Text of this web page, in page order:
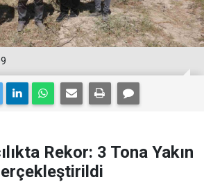
Rekor: 3 Tona Yakın